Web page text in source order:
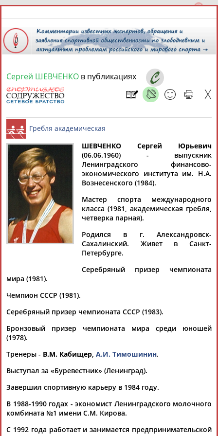
8 августа 2026 года,
СПОРТСМЕНЫ, ТРЕНЕРЫ И СПЕЦИАЛИСТЫ
Найдено: 1персона Расширенный поиск
ШЕВЧЕНКО
Ваш запрос: "Сергей ШЕВЧЕНКО"
Документы 1-10 из 179 найденных уникальных документов
1 2
Хоккеисты "Торпедо" победили "Шанхайских драконов" в
матче КХЛ
...Гараев (21), Василий Атанасов (31), Владимир Ткачев (41),
Сергей
(Проект: Информационное агентство СТАДИОН
23.01.2026
Флешмоб в костюмах героев сказки про Буратино
...ается, на лед выйдет одновременно несколько сотен
"Буратино". Елена Утенкова Фото – СергейВиноградов ...
...Максим Шабалин, Матвей Витлугин, Андрей Ежлов, Софья
Шевченкои другие звезды российского фигурного катания.
(Проект: Информационное агентство СТАДИОН)
Сергей ШЕВЧЕНКО в публикациях
Гребля академическая
ШЕВЧЕНКО Сергей Юрьевич
(06.06.1960) - выпускник
Ленинградского финансово-
экономического института им. Н.А.
Вознесенского (1984).
Мастер спорта международного
класса (1981, академическая гребля,
четверка парная).
Родился в г. Александровск-
Сахалинский. Живет в Санкт-
Петербурге.
Серебряный призер чемпионата
мира (1981).
Чемпион СССР (1981).
Серебряный призер чемпионата СССР (1983).
Бронзовый призер чемпионата мира среди юношей
(1978).
Тренеры - В.М. Кабищер, А.И. Тимошинин.
Выступал за «Буревестник» (Ленинград).
Завершил спортивную карьеру в 1984 году.
В 1988-1990 годах - экономист Ленинградского молочного
комбината №1 имени С.М. Кирова.
С 1992 года работает и занимается предпринимательской